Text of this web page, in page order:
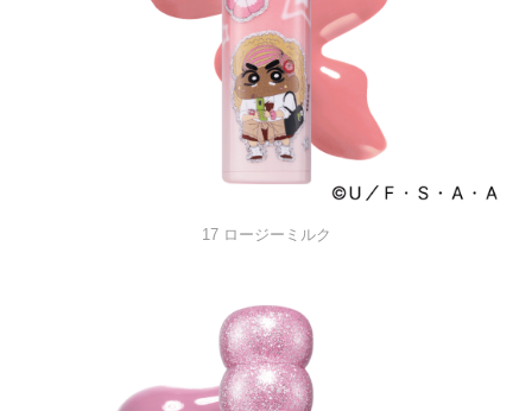
17 ロージーミルク